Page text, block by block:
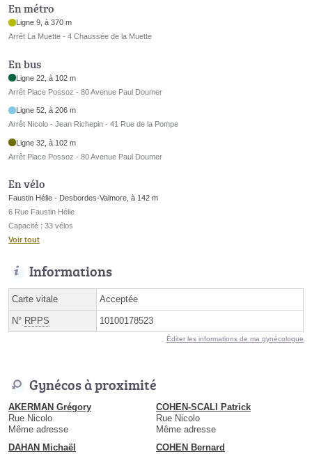
En métro
Ligne 9, à 370 m
Arrêt La Muette - 4 Chaussée de la Muette
En bus
Ligne 22, à 102 m
Arrêt Place Possoz - 80 Avenue Paul Doumer
Ligne 52, à 206 m
Arrêt Nicolo - Jean Richepin - 41 Rue de la Pompe
Ligne 32, à 102 m
Arrêt Place Possoz - 80 Avenue Paul Doumer
En vélo
Faustin Hélie - Desbordes-Valmore, à 142 m
6 Rue Faustin Hélie
Capacité : 33 vélos
Voir tout
Informations
Carte vitale Acceptée
N° RPPS 10100178523
Éditer les informations de ma gynécologue
Gynécos à proximité
AKERMAN Grégory
Rue Nicolo
Même adresse
COHEN-SCALI Patrick
Rue Nicolo
Même adresse
DAHAN Michaël
COHEN Bernard